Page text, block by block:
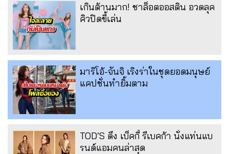
เกินต้านมาก! ชาล็อตออสติน อวดลุค
คิวปิดขี้เล่น
มาริโอ้-จันจิ เริงร่าในชุดยอดมนุษย์
แคปชั่นทำยิ้มตาม
TOD’S ดึง เบ็คกี้ รีเบคก้า นั่งแท่นแบ
รนด์แอมคนล่าสุด